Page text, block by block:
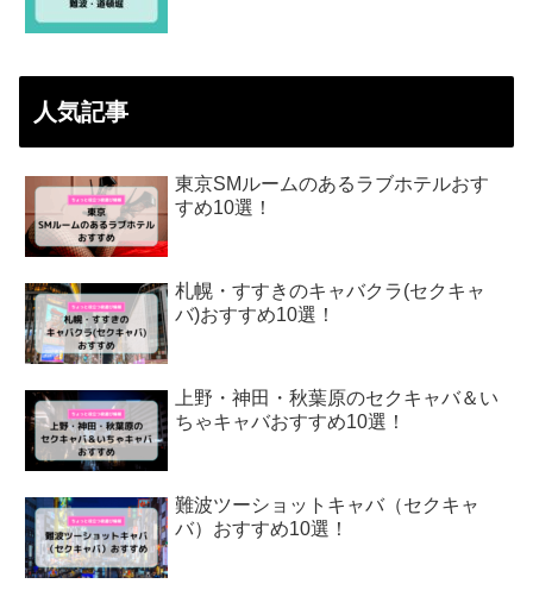
人気記事
東京SMルームのあるラブホテルおす
すめ10選！
札幌・すすきのキャバクラ(セクキャ
バ)おすすめ10選！
上野・神田・秋葉原のセクキャバ＆い
ちゃキャバおすすめ10選！
難波ツーショットキャバ（セクキャ
バ）おすすめ10選！